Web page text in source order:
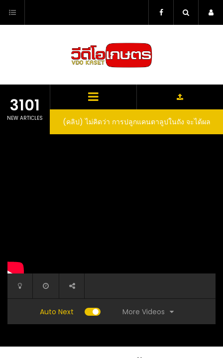
content
3101
NEW ARTICLES
(คลิป) ไม่คิดว่า การปลูกแคนตาลูปในถัง จะได้ผล
ลูกโตและหวานขนาดนี้ I didn’t expect that
(คลิป) วิธีทำไวน์สับปะรด Pineapple Wine
Auto Next More Videos